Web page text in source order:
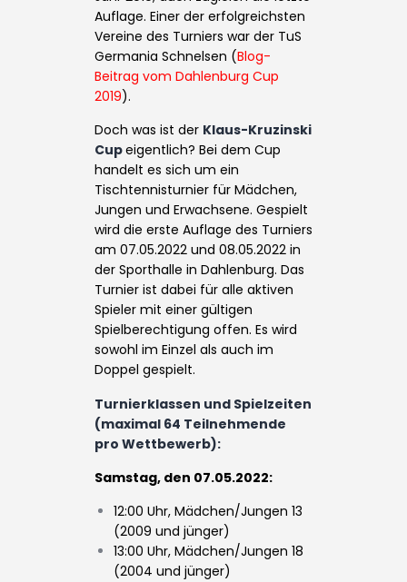
Auflage. Einer der erfolgreichsten
Vereine des Turniers war der TuS
Germania Schnelsen (Blog-
Beitrag vom Dahlenburg Cup
2019).
Doch was ist der Klaus-Kruzinski
Cupeigentlich? Bei dem Cup
handelt es sich um ein
Tischtennisturnier für Mädchen,
Jungen und Erwachsene. Gespielt
wird die erste Auflage des Turniers
am 07.05.2022 und 08.05.2022 in
der Sporthalle in Dahlenburg. Das
Turnier ist dabei für alle aktiven
Spieler mit einer gültigen
Spielberechtigung offen. Es wird
sowohl im Einzel als auch im
Doppel gespielt.
Turnierklassen und Spielzeiten
(maximal 64 Teilnehmende
pro Wettbewerb):
Samstag, den 07.05.2022:
12:00 Uhr, Mädchen/Jungen 13
(2009 und jünger)
13:00 Uhr, Mädchen/Jungen 18
(2004 und jünger)